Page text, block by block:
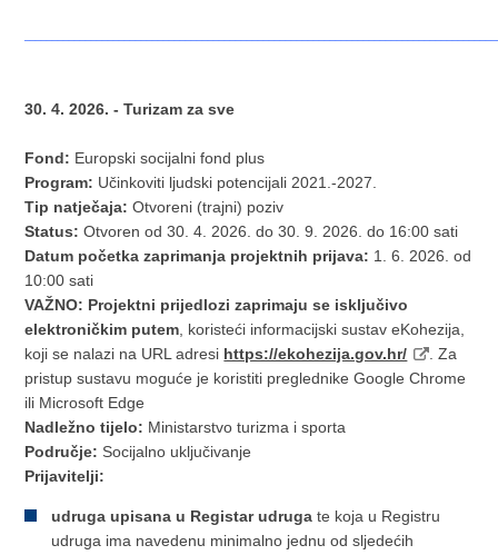
30. 4. 2026. - Turizam za sve
Fond: Europski socijalni fond plus
Program: Učinkoviti ljudski potencijali 2021.-2027.
Tip natječaja: Otvoreni (trajni) poziv
Status: Otvoren od 30. 4. 2026. do 30. 9. 2026. do 16:00 sati
Datum početka zaprimanja projektnih prijava: 1. 6. 2026. od
10:00 sati
VAŽNO: Projektni prijedlozi zaprimaju se isključivo
elektroničkim putem , koristeći informacijski sustav eKohezija,
koji se nalazi na URL adresi https://ekohezija.gov.hr/
. Za
pristup sustavu moguće je koristiti preglednike Google Chrome
ili Microsoft Edge
Nadležno tijelo: Ministarstvo turizma i sporta
Područje: Socijalno uključivanje
Prijavitelji:
udruga upisana u Registar udruga te koja u Registru
udruga ima navedenu minimalno jednu od sljedećih